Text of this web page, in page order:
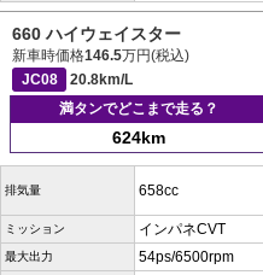
660 ハイウェイスター
新車時価格146.5万円(税込)
JC08
20.8km/L
満タンでどこまで走る？
624km
排気量 658cc
ミッション インパネCVT
最大出力 54ps/6500rpm